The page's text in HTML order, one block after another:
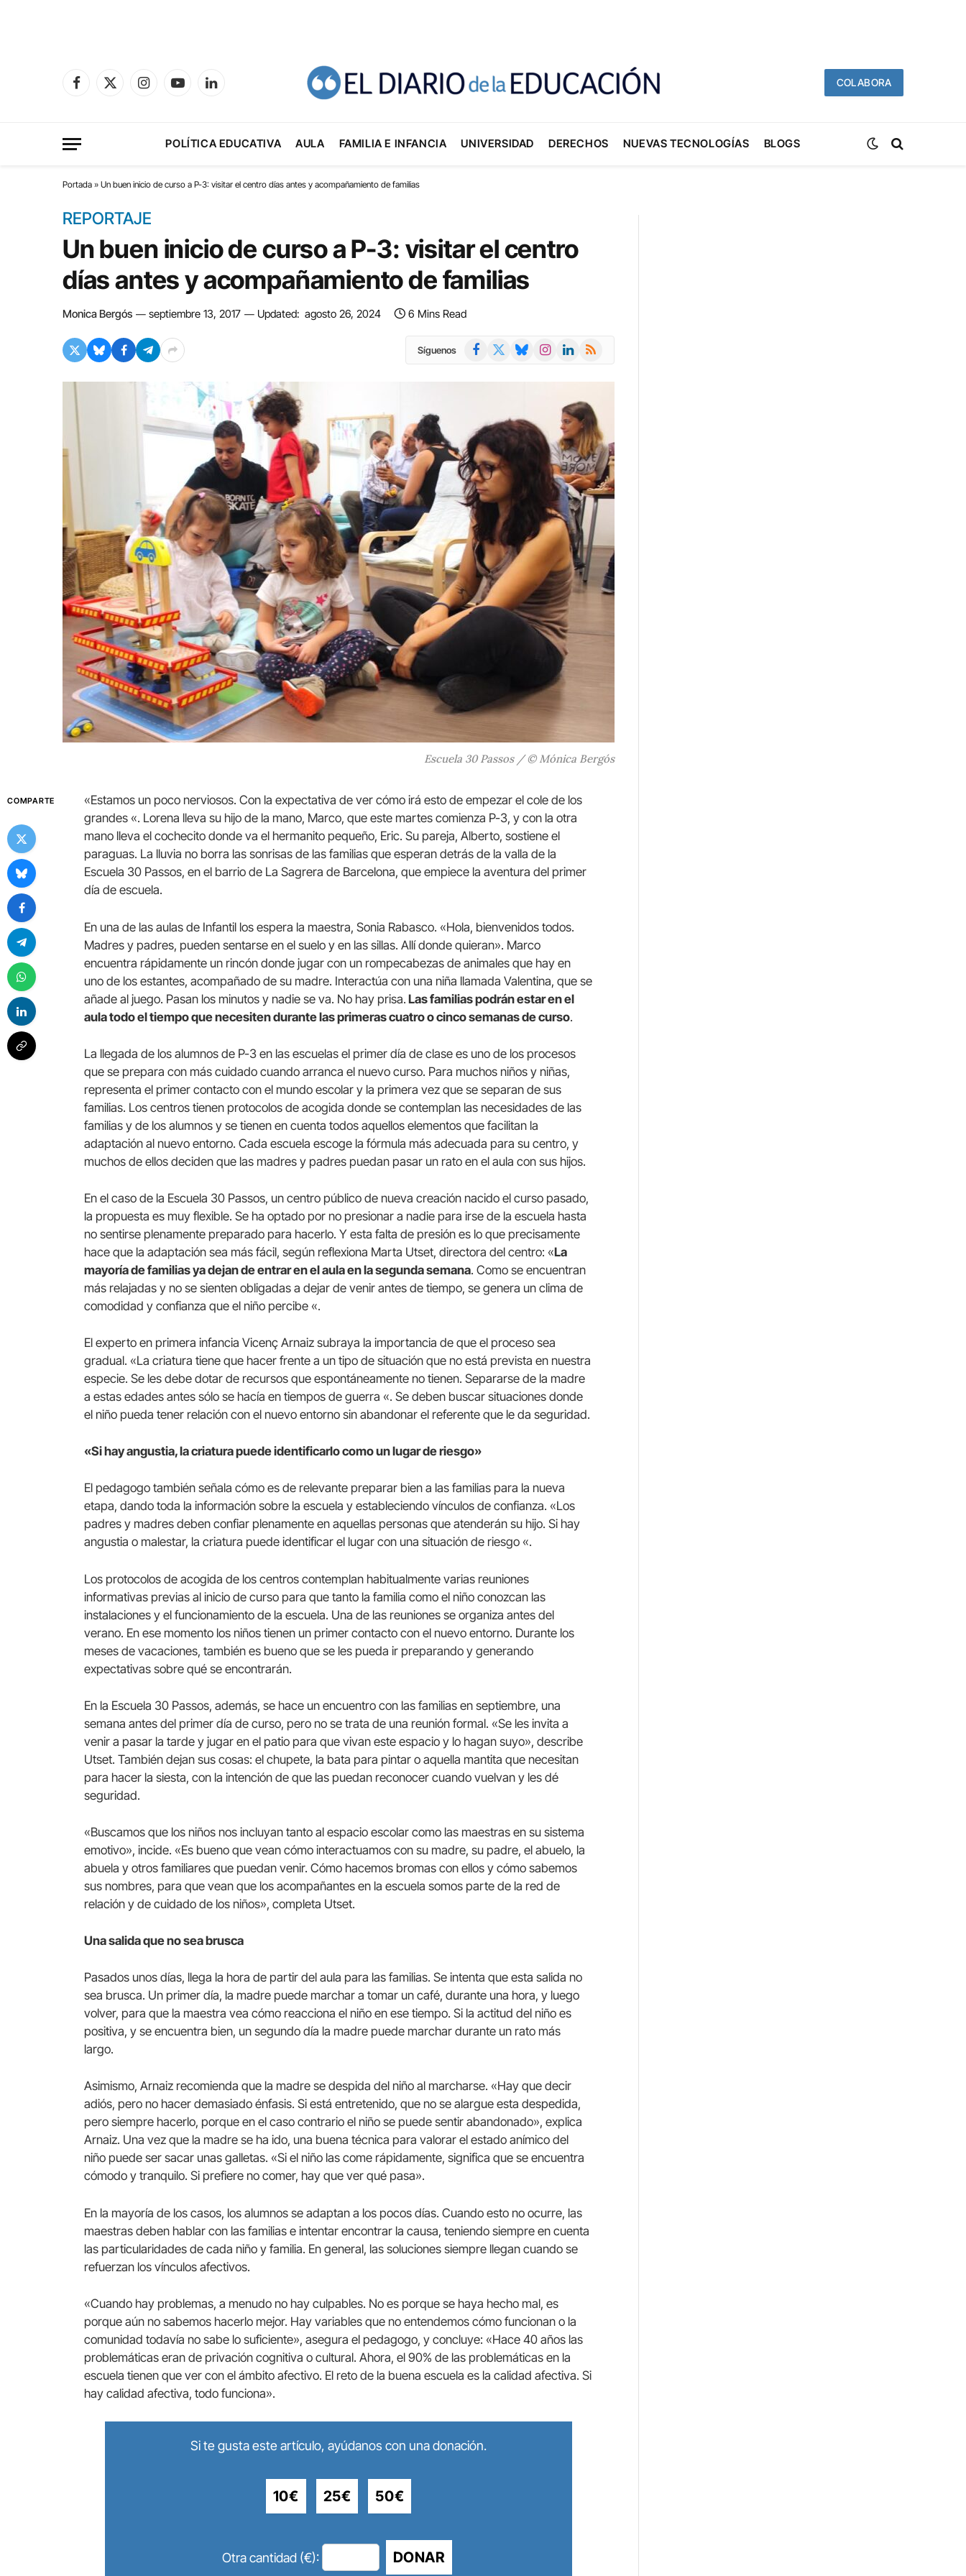
Facebook
X
InstagramYouTubeLinkedIn
COLABORA
POLÍTICA EDUCATIVA AULA FAMILIA E INFANCIA UNIVERSIDAD DERECHOS NUEVAS TECNOLOGÍAS BLOGS
Portada » Un buen inicio de curso a P-3: visitar el centro días antes y acompañamiento de familias
REPORTAJE
Un buen inicio de curso a P-3: visitar el centro
días antes y acompañamiento de familias
Monica Bergós septiembre 13, 2017 Updated: agosto 26, 2024 6 Mins Read
Síguenos Facebook BlueskyInstagramLinkedIn
RSS
Escuela 30 Passos / © Mónica Bergós
COMPARTE
«Estamos un poco nerviosos. Con la expectativa de ver cómo irá esto de empezar el cole de los
grandes «. Lorena lleva su hijo de la mano, Marco, que este martes comienza P-3, y con la otra
mano lleva el cochecito donde va el hermanito pequeño, Eric. Su pareja, Alberto, sostiene el
paraguas. La lluvia no borra las sonrisas de las familias que esperan detrás de la valla de la
Escuela 30 Passos, en el barrio de La Sagrera de Barcelona, ​​que empiece la aventura del primer
día de escuela.
En una de las aulas de Infantil los espera la maestra, Sonia Rabasco. «Hola, bienvenidos todos.
Madres y padres, pueden sentarse en el suelo y en las sillas. Allí donde quieran». Marco
encuentra rápidamente un rincón donde jugar con un rompecabezas de animales que hay en
uno de los estantes, acompañado de su madre. Interactúa con una niña llamada Valentina, que se
añade al juego. Pasan los minutos y nadie se va. No hay prisa. Las familias podrán estar en el
aula todo el tiempo que necesiten durante las primeras cuatro o cinco semanas de curso.
La llegada de los alumnos de P-3 en las escuelas el primer día de clase es uno de los procesos
que se prepara con más cuidado cuando arranca el nuevo curso. Para muchos niños y niñas,
representa el primer contacto con el mundo escolar y la primera vez que se separan de sus
familias. Los centros tienen protocolos de acogida donde se contemplan las necesidades de las
familias y de los alumnos y se tienen en cuenta todos aquellos elementos que facilitan la
adaptación al nuevo entorno. Cada escuela escoge la fórmula más adecuada para su centro, y
muchos de ellos deciden que las madres y padres puedan pasar un rato en el aula con sus hijos.
En el caso de la Escuela 30 Passos, un centro público de nueva creación nacido el curso pasado,
la propuesta es muy flexible. Se ha optado por no presionar a nadie para irse de la escuela hasta
no sentirse plenamente preparado para hacerlo. Y esta falta de presión es lo que precisamente
hace que la adaptación sea más fácil, según reflexiona Marta Utset, directora del centro: «La
mayoría de familias ya dejan de entrar en el aula en la segunda semana. Como se encuentran
más relajadas y no se sienten obligadas a dejar de venir antes de tiempo, se genera un clima de
comodidad y confianza que el niño percibe «.
El experto en primera infancia Vicenç Arnaiz subraya la importancia de que el proceso sea
gradual. «La criatura tiene que hacer frente a un tipo de situación que no está prevista en nuestra
especie. Se les debe dotar de recursos que espontáneamente no tienen. Separarse de la madre
a estas edades antes sólo se hacía en tiempos de guerra «. Se deben buscar situaciones donde
el niño pueda tener relación con el nuevo entorno sin abandonar el referente que le da seguridad.
«Si hay angustia, la criatura puede identificarlo como un lugar de riesgo»
El pedagogo también señala cómo es de relevante preparar bien a las familias para la nueva
etapa, dando toda la información sobre la escuela y estableciendo vínculos de confianza. «Los
padres y madres deben confiar plenamente en aquellas personas que atenderán su hijo. Si hay
angustia o malestar, la criatura puede identificar el lugar con una situación de riesgo «.
Los protocolos de acogida de los centros contemplan habitualmente varias reuniones
informativas previas al inicio de curso para que tanto la familia como el niño conozcan las
instalaciones y el funcionamiento de la escuela. Una de las reuniones se organiza antes del
verano. En ese momento los niños tienen un primer contacto con el nuevo entorno. Durante los
meses de vacaciones, también es bueno que se les pueda ir preparando y generando
expectativas sobre qué se encontrarán.
En la Escuela 30 Passos, además, se hace un encuentro con las familias en septiembre, una
semana antes del primer día de curso, pero no se trata de una reunión formal. «Se les invita a
venir a pasar la tarde y jugar en el patio para que vivan este espacio y lo hagan suyo», describe
Utset. También dejan sus cosas: el chupete, la bata para pintar o aquella mantita que necesitan
para hacer la siesta, con la intención de que las puedan reconocer cuando vuelvan y les dé
seguridad.
«Buscamos que los niños nos incluyan tanto al espacio escolar como las maestras en su sistema
emotivo», incide. «Es bueno que vean cómo interactuamos con su madre, su padre, el abuelo, la
abuela y otros familiares que puedan venir. Cómo hacemos bromas con ellos y cómo sabemos
sus nombres, para que vean que los acompañantes en la escuela somos parte de la red de
relación y de cuidado de los niños», completa Utset.
Una salida que no sea brusca
Pasados ​​unos días, llega la hora de partir del aula para las familias. Se intenta que esta salida no
sea brusca. Un primer día, la madre puede marchar a tomar un café, durante una hora, y luego
volver, para que la maestra vea cómo reacciona el niño en ese tiempo. Si la actitud del niño es
positiva, y se encuentra bien, un segundo día la madre puede marchar durante un rato más
largo.
Asimismo, Arnaiz recomienda que la madre se despida del niño al marcharse. «Hay que decir
adiós, pero no hacer demasiado énfasis. Si está entretenido, que no se alargue esta despedida,
pero siempre hacerlo, porque en el caso contrario el niño se puede sentir abandonado», explica
Arnaiz. Una vez que la madre se ha ido, una buena técnica para valorar el estado anímico del
niño puede ser sacar unas galletas. «Si el niño las come rápidamente, significa que se encuentra
cómodo y tranquilo. Si prefiere no comer, hay que ver qué pasa».
En la mayoría de los casos, los alumnos se adaptan a los pocos días. Cuando esto no ocurre, las
maestras deben hablar con las familias e intentar encontrar la causa, teniendo siempre en cuenta
las particularidades de cada niño y familia. En general, las soluciones siempre llegan cuando se
refuerzan los vínculos afectivos.
«Cuando hay problemas, a menudo no hay culpables. No es porque se haya hecho mal, es
porque aún no sabemos hacerlo mejor. Hay variables que no entendemos cómo funcionan o la
comunidad todavía no sabe lo suficiente», asegura el pedagogo, y concluye: «Hace 40 años las
problemáticas eran de privación cognitiva o cultural. Ahora, el 90% de las problemáticas en la
escuela tienen que ver con el ámbito afectivo. El reto de la buena escuela es la calidad afectiva. Si
hay calidad afectiva, todo funciona».
Si te gusta este artículo, ayúdanos con una donación.
10€ 25€ 50€
Otra cantidad (€): DONAR